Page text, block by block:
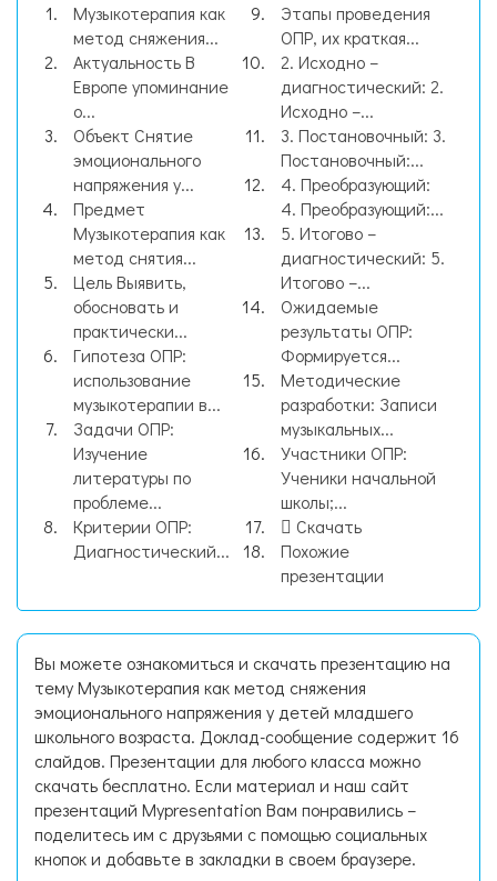
Музыкотерапия как
метод сняжения...
Актуальность В
Европе упоминание
о...
Объект Снятие
эмоционального
напряжения у...
Предмет
Музыкотерапия как
метод снятия...
Цель Выявить,
обосновать и
практически...
Гипотеза ОПР:
использование
музыкотерапии в...
Задачи ОПР:
Изучение
литературы по
проблеме...
Критерии ОПР:
Диагностический...
Этапы проведения
ОПР, их краткая...
2. Исходно –
диагностический: 2.
Исходно –...
3. Постановочный: 3.
Постановочный:...
4. Преобразующий:
4. Преобразующий:...
5. Итогово –
диагностический: 5.
Итогово –...
Ожидаемые
результаты ОПР:
Формируется...
Методические
разработки: Записи
музыкальных...
Участники ОПР:
Ученики начальной
школы;...
Скачать
Похожие
презентации
Вы можете ознакомиться и скачать презентацию на
тему Музыкотерапия как метод сняжения
эмоционального напряжения у детей младшего
школьного возраста. Доклад-сообщение содержит 16
слайдов. Презентации для любого класса можно
скачать бесплатно. Если материал и наш сайт
презентаций Mypresentation Вам понравились –
поделитесь им с друзьями с помощью социальных
кнопок и добавьте в закладки в своем браузере.